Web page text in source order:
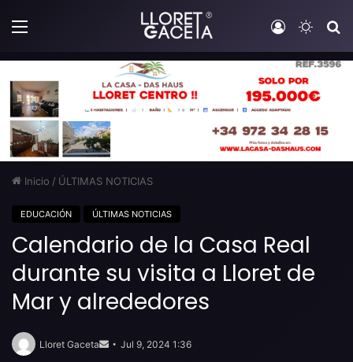
Menú Iniciar
Inicio / ÚLTIMAS NOTICIAS
EDUCACIÓN ÚLTIMAS NOTICIAS
Calendario de la Casa Real
durante su visita a Lloret de
Mar y alrededores
Lloret Gaceta
email
Jul 9, 2024 1:36